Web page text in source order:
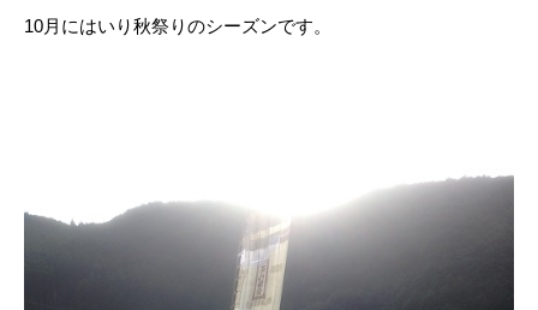
10月にはいり秋祭りのシーズンです。